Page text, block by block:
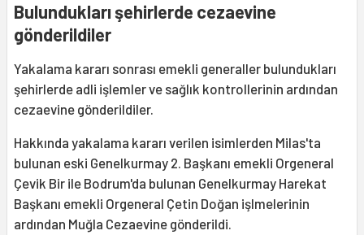
Bulundukları şehirlerde cezaevine
gönderildiler
Yakalama kararı sonrası emekli generaller bulundukları
şehirlerde adli işlemler ve sağlık kontrollerinin ardından
cezaevine gönderildiler.
Hakkında yakalama kararı verilen isimlerden Milas'ta
bulunan eski Genelkurmay 2. Başkanı emekli Orgeneral
Çevik Bir ile Bodrum'da bulunan Genelkurmay Harekat
Başkanı emekli Orgeneral Çetin Doğan işlmelerinin
ardından Muğla Cezaevine gönderildi.